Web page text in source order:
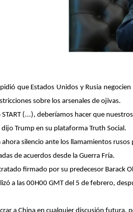
que Estados Unidos y Rusia
sobre los arsenales de ojivas.
(...), deberíamos hacer que
Trump en su plataforma Truth Social.
silencio ante los llamamientos
de acuerdos desde la Guerra Fría.
firmado por su predecesor
a las 00H00 GMT del 5 de febrero,